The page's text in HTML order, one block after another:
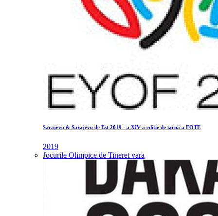
Sarajevo & Sarajevo de Est 2019 - a XIV-a ediție de iarnă a FOTE
2019
Jocurile Olimpice de Tineret vara